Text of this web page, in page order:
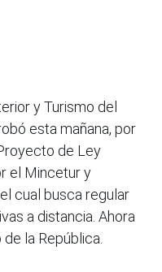
y Turismo del
esta mañana, por
de Ley
el Mincetur y
cual busca regular
a distancia. Ahora
la República.